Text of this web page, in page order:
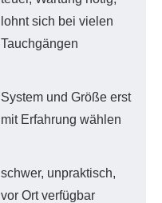
lohnt sich bei vielen
Tauchgängen
System und Größe erst
mit Erfahrung wählen
schwer, unpraktisch,
vor Ort verfügbar